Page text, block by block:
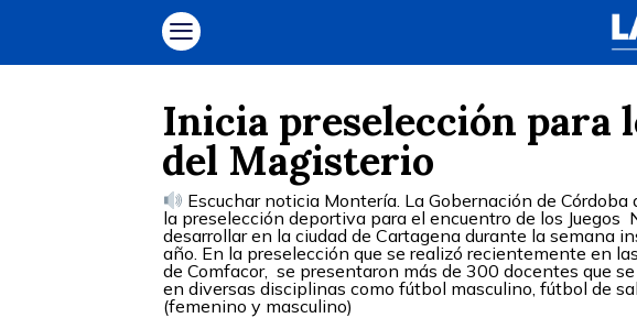
Inicia preselección para
del Magisterio
Escuchar noticia Montería. La Gobernación de
la preselección deportiva para el encuentro de los Juegos
desarrollar en la ciudad de Cartagena durante la semana
año. En la preselección que se realizó recientemente en
de Comfacor, se presentaron más de 300 docentes que
en diversas disciplinas como fútbol masculino, fútbol de
(femenino y masculino)